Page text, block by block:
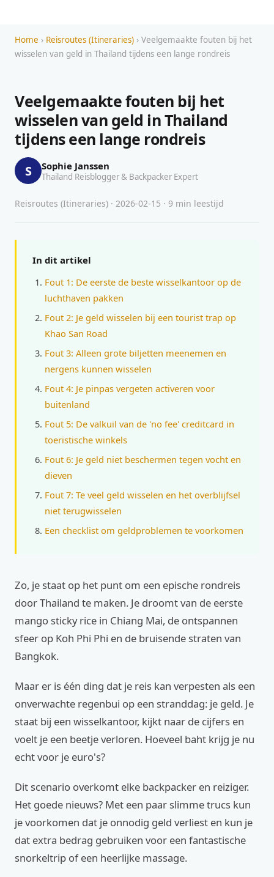
Home › Reisroutes (Itineraries) › Veelgemaakte fouten bij het
wisselen van geld in Thailand tijdens een lange rondreis
Veelgemaakte fouten bij het
wisselen van geld in Thailand
tijdens een lange rondreis
S Sophie Janssen
Thailand Reisblogger & Backpacker Expert
Reisroutes (Itineraries) · 2026-02-15 · 9 min leestijd
In dit artikel
Fout 1: De eerste de beste wisselkantoor op de
luchthaven pakken
Fout 2: Je geld wisselen bij een tourist trap op
Khao San Road
Fout 3: Alleen grote biljetten meenemen en
nergens kunnen wisselen
Fout 4: Je pinpas vergeten activeren voor
buitenland
Fout 5: De valkuil van de 'no fee' creditcard in
toeristische winkels
Fout 6: Je geld niet beschermen tegen vocht en
dieven
Fout 7: Te veel geld wisselen en het overblijfsel
niet terugwisselen
Een checklist om geldproblemen te voorkomen
Zo, je staat op het punt om een epische rondreis
door Thailand te maken. Je droomt van de eerste
mango sticky rice in Chiang Mai, de ontspannen
sfeer op Koh Phi Phi en de bruisende straten van
Bangkok.
Maar er is één ding dat je reis kan verpesten als een
onverwachte regenbui op een stranddag: je geld. Je
staat bij een wisselkantoor, kijkt naar de cijfers en
voelt je een beetje verloren. Hoeveel baht krijg je nu
echt voor je euro's?
Dit scenario overkomt elke backpacker en reiziger.
Het goede nieuws? Met een paar slimme trucs kun
je voorkomen dat je onnodig geld verliest en kun je
dat extra bedrag gebruiken voor een fantastische
snorkeltrip of een heerlijke massage.